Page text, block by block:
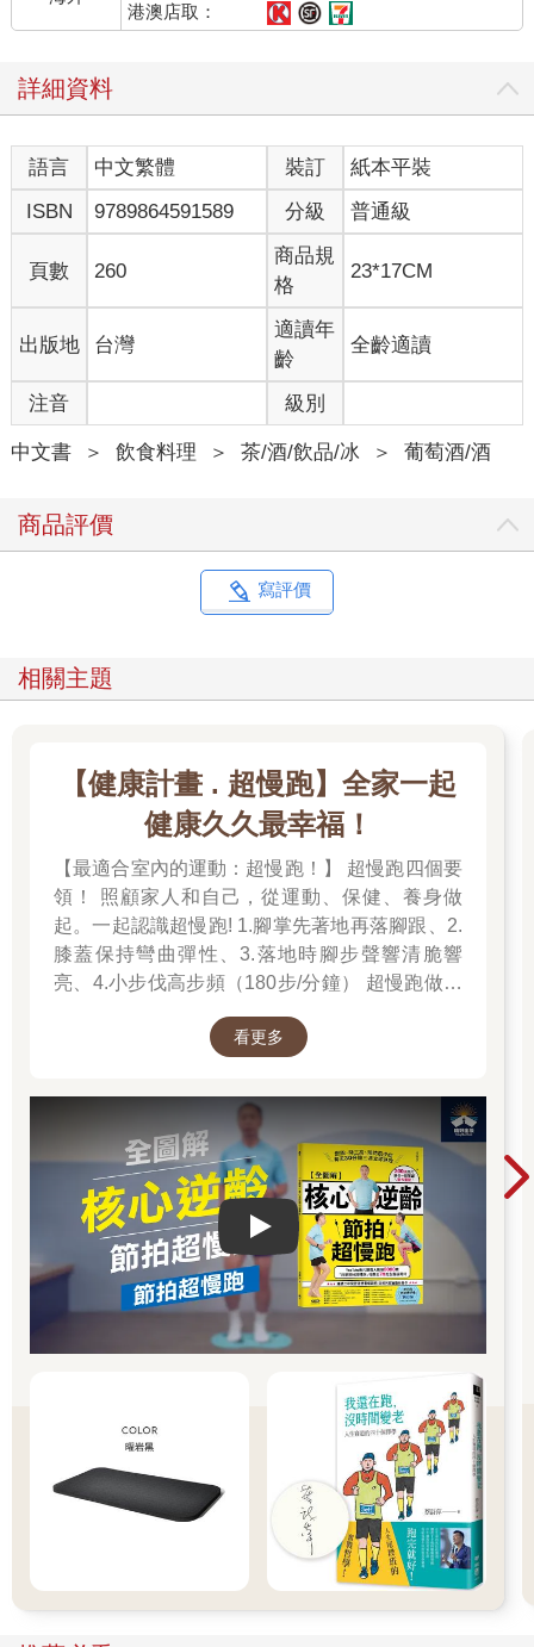
港澳店取：
詳細資料
語言 中文繁體 裝訂
紙本平裝
ISBN
9789864591589 分級 普通級
頁數 260
商品規
格
23*17CM
出版地 台灣
適讀年
齡
全齡適讀
注音 級別
中文書 ＞ 飲食料理 ＞ 茶/酒/飲品/冰 ＞ 葡萄酒/酒
商品評價
寫評價
相關主題
【健康計畫 . 超慢跑】全家一起
健康久久最幸福！
【最適合室內的運動：超慢跑！】 超慢跑四個要
領！ 照顧家人和自己，從運動、保健、養身做
起。一起認識超慢跑! 1.腳掌先著地再落腳跟、2.
膝蓋保持彎曲彈性、3.落地時腳步聲響清脆響
亮、4.小步伐高步頻（180步/分鐘） 超慢跑做對
看更多
Play video